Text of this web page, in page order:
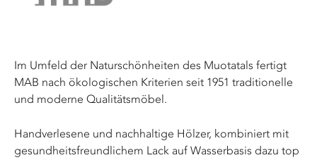
Im Umfeld der Naturschönheiten des Muotatals fertigt
MAB nach ökologischen Kriterien seit 1951 traditionelle
und moderne Qualitätsmöbel.
Handverlesene und nachhaltige Hölzer, kombiniert mit
gesundheitsfreundlichem Lack auf Wasserbasis dazu top